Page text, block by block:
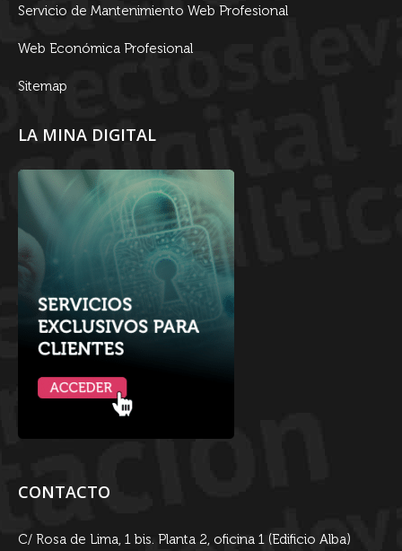
Servicio de Mantenimiento Web Profesional
Web Económica Profesional
Sitemap
LA MINA DIGITAL
CONTACTO
C/ Rosa de Lima, 1 bis. Planta 2, oficina 1 (Edificio Alba)